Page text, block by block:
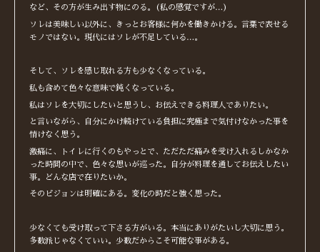
など、その方が生み出す物にのる。(私の感覚ですが…)
ソレは美味しい以外に、きっとお客様に何かを働きかける。言葉で表せる
モノではない。現代にはソレが不足している…。
そして、ソレを感じ取れる方も少なくなっている。
私も含めて色々な意味で鈍くなっている。
私はソレを大切にしたいと思うし、お伝えできる料理人でありたい。
と言いながら、自分にかけ続けている負担に究極まで気付けなかった事を
情けなく思う。
激痛に、トイレに行くのもやっとで、ただただ痛みを受け入れるしかなか
った時間の中で、色々な思いが巡った。自分が料理を通してお伝えしたい
事。どんな店で在りたいか。
そのビジョンは明確にある。変化の時だと強く思った。
少なくても受け取って下さる方がいる。本当にありがたいし大切に思う。
多数派じゃなくていい。少数だからこそ可能な事がある。